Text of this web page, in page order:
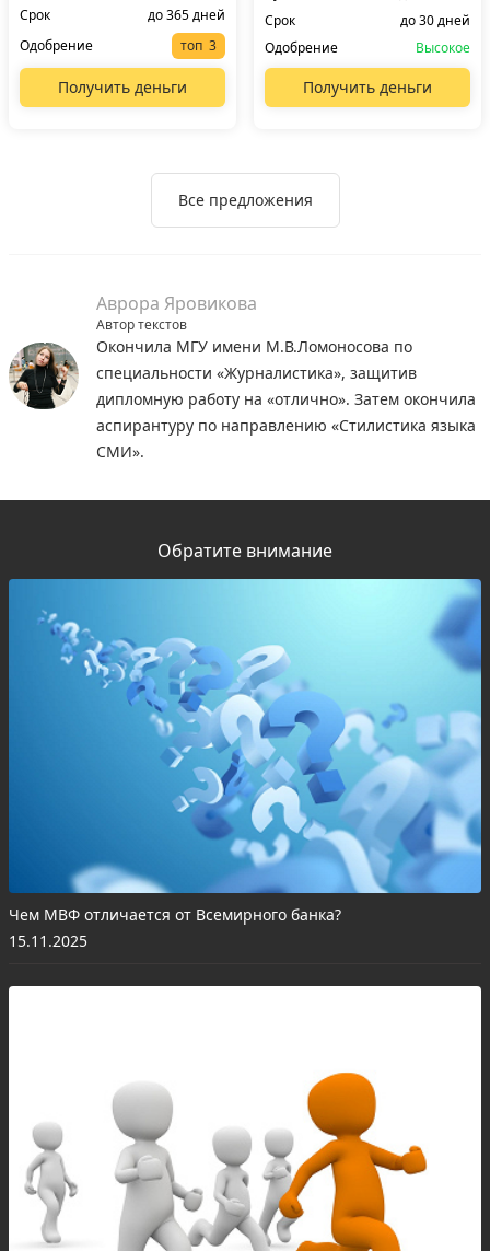
Срок
до 365 дней
Одобрение
топ
Получить деньги
Срок
до 30 дней
Одобрение
Высокое
Получить деньги
Все предложения
Аврора Яровикова
Автор текстов
Окончила МГУ имени М.В.Ломоносова по
специальности «Журналистика», защитив
дипломную работу на «отлично». Затем окончила
аспирантуру по направлению «Стилистика языка
СМИ».
Обратите внимание
Чем МВФ отличается от Всемирного банка?
15.11.2025